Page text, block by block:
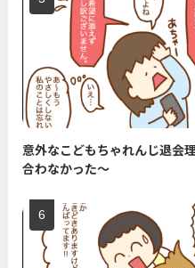
意外なこどもちゃれんじ退会
合わなかった〜